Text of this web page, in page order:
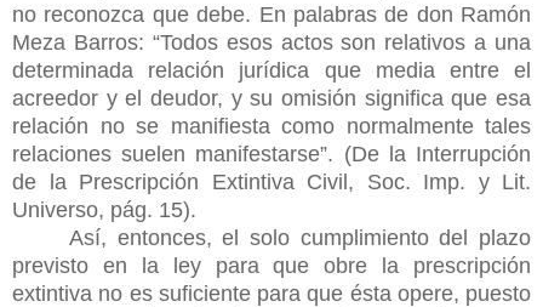
no reconozca que debe. En palabras de don Ramón
Meza Barros: “Todos esos actos son relativos a una
determinada relación jurídica que media entre el
acreedor y el deudor, y su omisión significa que esa
relación no se manifiesta como normalmente tales
relaciones suelen manifestarse”. (De la Interrupción
de la Prescripción Extintiva Civil, Soc. Imp. y Lit.
Universo, pág. 15).
Así, entonces, el solo cumplimiento del plazo
previsto en la ley para que obre la prescripción
extintiva no es suficiente para que ésta opere, puesto